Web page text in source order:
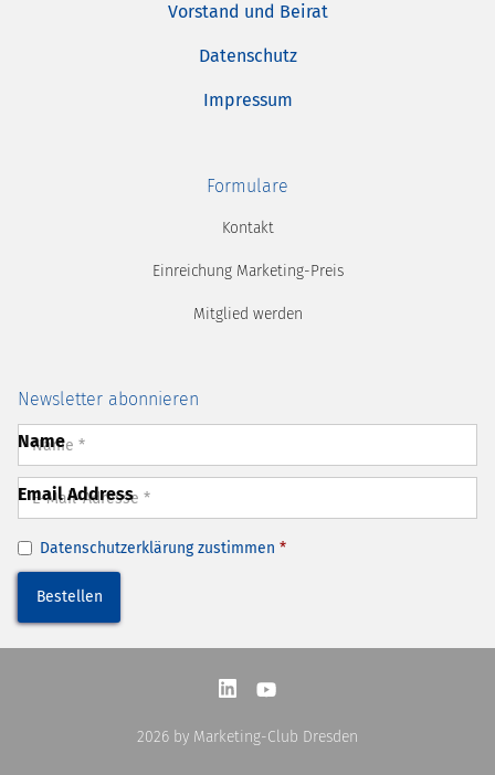
Vorstand und Beirat
Datenschutz
Impressum
Formulare
Kontakt
Einreichung Marketing-Preis
Mitglied werden
Newsletter abonnieren
Name
Email Address
Datenschutzerklärungzustimmen *
2026 by Marketing-Club Dresden